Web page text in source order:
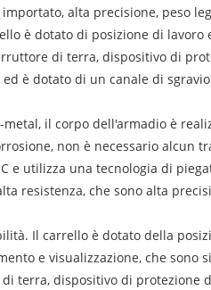
alta precisione, peso
è dotato di posizione di lavoro
di terra, dispositivo di
è dotato di un canale di
il corpo dell'armadio è
non è necessario alcun
e utilizza una tecnologia di
resistenza, che sono alta
Il carrello è dotato della
e visualizzazione, che sono
terra, dispositivo di protezione